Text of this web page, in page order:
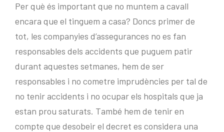
Per què és important que no muntem a cavall
encara que el tinguem a casa? Doncs primer de
tot, les companyies d’assegurances no es fan
responsables dels accidents que puguem patir
durant aquestes setmanes, hem de ser
responsables i no cometre imprudències per tal de
no tenir accidents i no ocupar els hospitals que ja
estan prou saturats. També hem de tenir en
compte que desobeir el decret es considera una